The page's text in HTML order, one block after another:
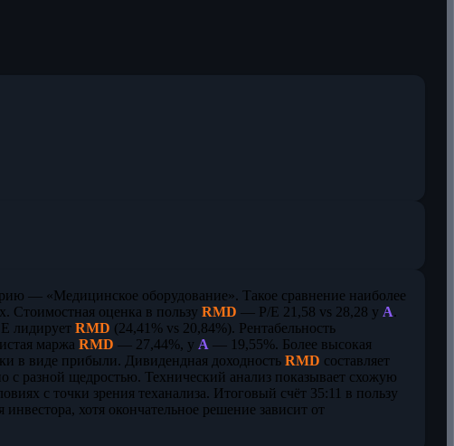
— «Медицинское оборудование». Такое сравнение наиболее
Стоимостная оценка в пользу RMD — P/E 21,58 vs 28,28 у A.
лидирует RMD (24,41% vs 20,84%). Рентабельность
маржа RMD — 27,44%, у A — 19,55%. Более высокая
в виде прибыли. Дивидендная доходность RMD составляет
разной щедростью. Технический анализ показывает схожую
с точки зрения теханализа. Итоговый счёт 35:11 в пользу
хотя окончательное решение зависит от